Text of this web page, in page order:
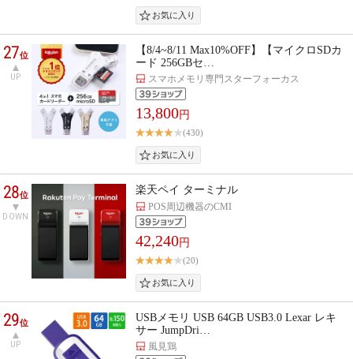
27位
UP
【8/4~8/11 Max10%OFF】【マイクロSDカ
ード 256GBセ…
スマホメモリ専門スターフォーカス
13,800円
(430)
28位
DOWN
楽天ペイ ターミナル
POS周辺機器のCMI
42,240円
(20)
29位
UP
USBメモリ USB 64GB USB3.0 Lexar レキ
サー JumpDri…
風見鶏